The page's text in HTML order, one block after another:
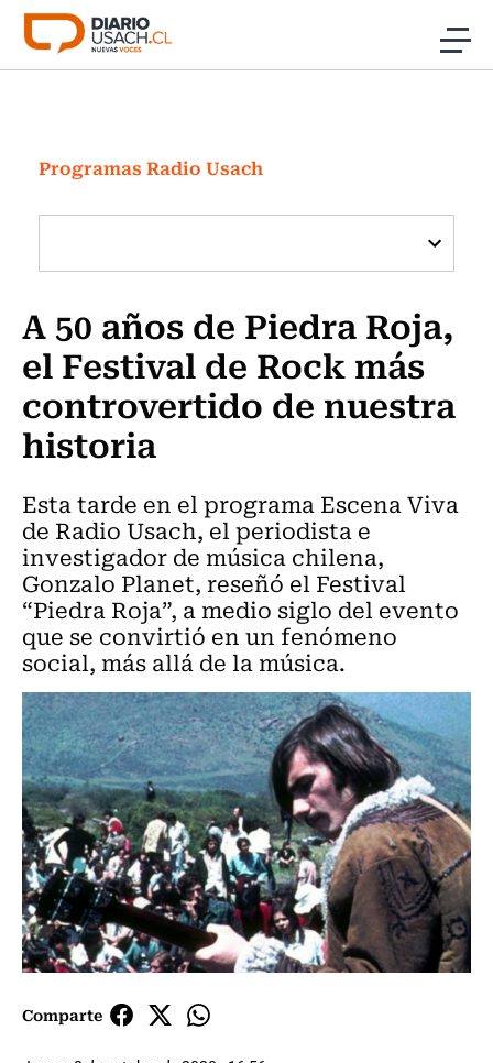
Click acá para ir directamente al contenido
Investigación
Cultura
Programas Radio y TV Usach
Programas Radio Usach
A 50 años de Piedra Roja,
el Festival de Rock más
controvertido de nuestra
historia
Esta tarde en el programa Escena Viva
de Radio Usach, el periodista e
investigador de música chilena,
Gonzalo Planet, reseñó el Festival
“Piedra Roja”, a medio siglo del evento
que se convirtió en un fenómeno
social, más allá de la música.
Comparte